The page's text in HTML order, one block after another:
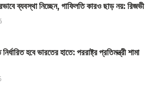
ব্যবস্থা নিচ্ছেন, গাফিলতি কারও ছাড় নয়: রিজভী
হবে ভারতের হাতে: পররাষ্ট্র প্রতিমন্ত্রী শামা